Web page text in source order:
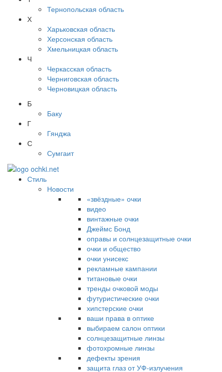
Тернопольская область
Х
Харьковская область
Херсонская область
Хмельницкая область
Ч
Черкасская область
Черниговская область
Черновицкая область
Б
Баку
Г
Гянджа
С
Сумгаит
Стиль
Новости
«звёздные» очки
видео
винтажные очки
Джеймс Бонд
оправы и солнцезащитные очки
очки и общество
очки унисекс
рекламные кампании
титановые очки
тренды очковой моды
футуристические очки
хипстерские очки
ваши права в оптике
выбираем салон оптики
солнцезащитные линзы
фотохромные линзы
дефекты зрения
защита глаз от УФ-излучения